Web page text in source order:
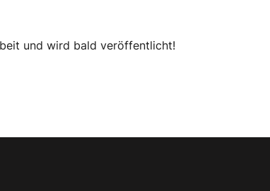
und wird bald veröffentlicht!